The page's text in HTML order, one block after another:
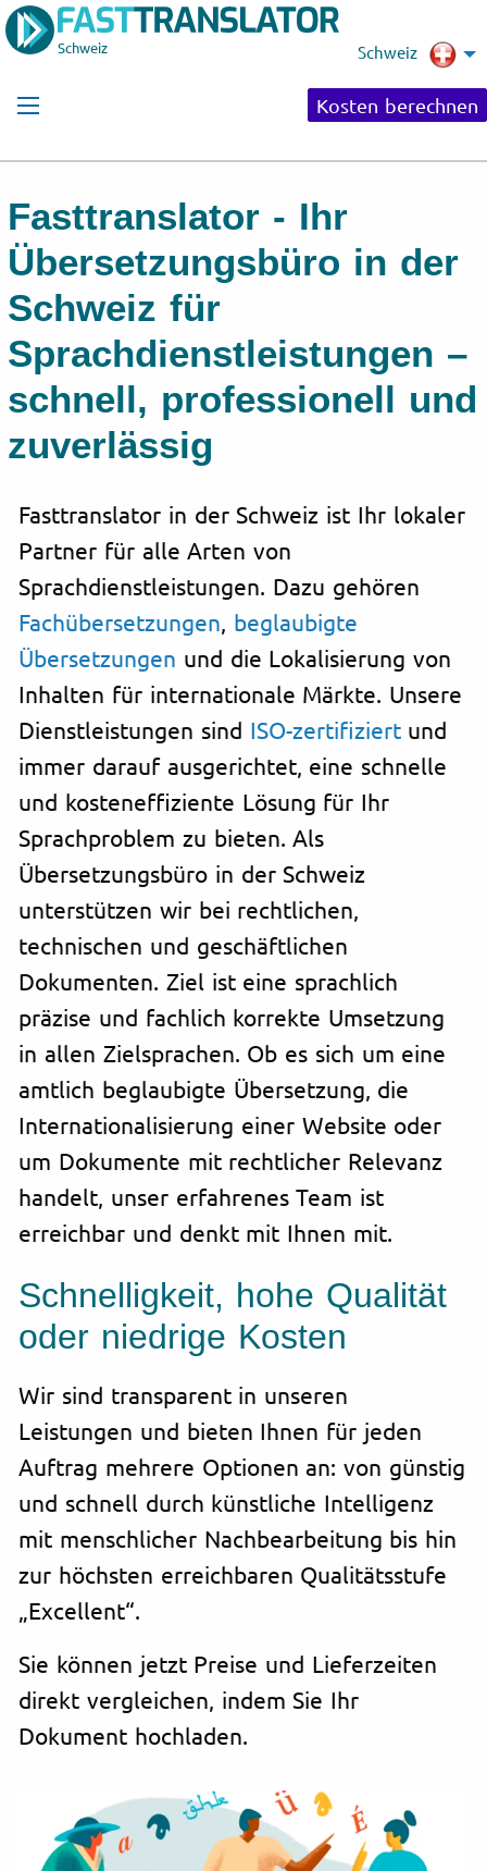
Schweiz Schweiz
Kosten berechnen
Fasttranslator - Ihr
Übersetzungsbüro in der
Schweiz für
Sprachdienstleistungen –
schnell, professionell und
zuverlässig
Fasttranslator in der Schweiz ist Ihr lokaler
Partner für alle Arten von
Sprachdienstleistungen. Dazu gehören
Fachübersetzungen beglaubigte
Übersetzungen und die Lokalisierung von
Inhalten für internationale Märkte. Unsere
Dienstleistungen sind ISO-zertifiziertund
immer darauf ausgerichtet, eine schnelle
und kosteneffiziente Lösung für Ihr
Sprachproblem zu bieten. Als
Übersetzungsbüro in der Schweiz
unterstützen wir bei rechtlichen,
technischen und geschäftlichen
Dokumenten. Ziel ist eine sprachlich
präzise und fachlich korrekte Umsetzung
in allen Zielsprachen. Ob es sich um eine
amtlich beglaubigte Übersetzung, die
Internationalisierung einer Website oder
um Dokumente mit rechtlicher Relevanz
handelt, unser erfahrenes Team ist
erreichbar und denkt mit Ihnen mit.
Schnelligkeit, hohe Qualität
oder niedrige Kosten
Wir sind transparent in unseren
Leistungen und bieten Ihnen für jeden
Auftrag mehrere Optionen an: von günstig
und schnell durch künstliche Intelligenz
mit menschlicher Nachbearbeitung bis hin
zur höchsten erreichbaren Qualitätsstufe
„Excellent“.
Sie können jetzt Preise und Lieferzeiten
direkt vergleichen, indem Sie Ihr
Dokument hochladen.